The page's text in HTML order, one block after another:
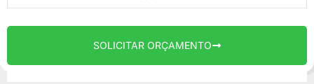
SOLICITAR ORÇAMENTO